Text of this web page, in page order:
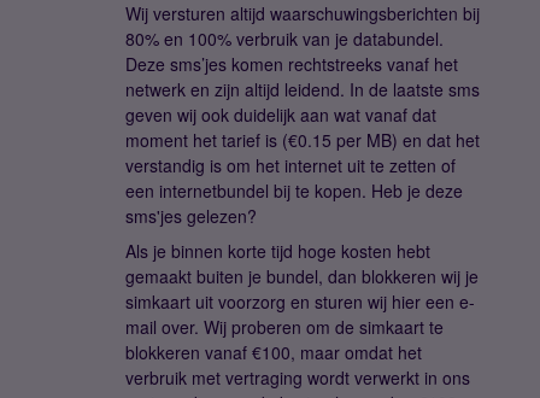
Wij versturen altijd waarschuwingsberichten bij
80% en 100% verbruik van je databundel.
Deze sms’jes komen rechtstreeks vanaf het
netwerk en zijn altijd leidend. In de laatste sms
geven wij ook duidelijk aan wat vanaf dat
moment het tarief is (€0.15 per MB) en dat het
verstandig is om het internet uit te zetten of
een internetbundel bij te kopen. Heb je deze
sms'jes gelezen?
Als je binnen korte tijd hoge kosten hebt
gemaakt buiten je bundel, dan blokkeren wij je
simkaart uit voorzorg en sturen wij hier een e-
mail over. Wij proberen om de simkaart te
blokkeren vanaf €100, maar omdat het
verbruik met vertraging wordt verwerkt in ons